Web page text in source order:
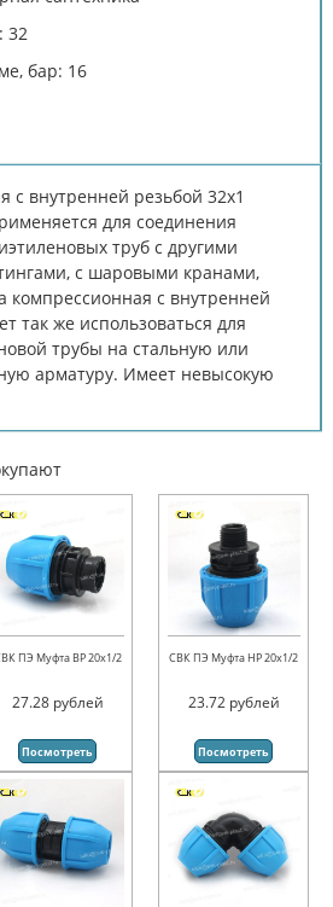
32
бар: 16
с внутренней резьбой 32х1
для соединения
труб с другими
с шаровыми кранами,
компрессионная с внутренней
так же использоваться для
трубы на стальную или
арматуру. Имеет невысокую
ПЭ Муфта ВР 20х1/2
27.28 рублей
Посмотреть
СВК ПЭ Муфта НР 20х1/2
23.72 рублей
Посмотреть